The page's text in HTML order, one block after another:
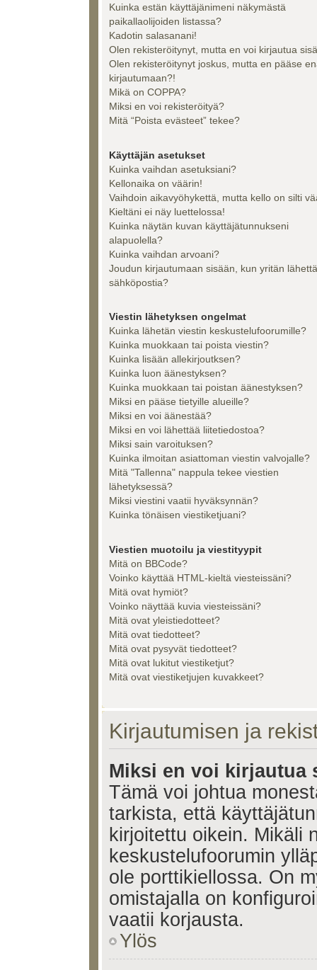
Kuinka estän käyttäjänimeni näkymästä
paikallaolijoiden listassa?
Kadotin salasanani!
Olen rekisteröitynyt, mutta en voi kirjautua
Olen rekisteröitynyt joskus, mutta en pääse
kirjautumaan?!
Mikä on COPPA?
Miksi en voi rekisteröityä?
Mitä “Poista evästeet” tekee?
Käyttäjän asetukset
Kuinka vaihdan asetuksiani?
Kellonaika on väärin!
Vaihdoin aikavyöhykettä, mutta kello on silti
Kieltäni ei näy luettelossa!
Kuinka näytän kuvan käyttäjätunnukseni
alapuolella?
Kuinka vaihdan arvoani?
Joudun kirjautumaan sisään, kun yritän
sähköpostia?
Viestin lähetyksen ongelmat
Kuinka lähetän viestin keskustelufoorumille?
Kuinka muokkaan tai poista viestin?
Kuinka lisään allekirjoutksen?
Kuinka luon äänestyksen?
Kuinka muokkaan tai poistan äänestyksen?
Miksi en pääse tietyille alueille?
Miksi en voi äänestää?
Miksi en voi lähettää liitetiedostoa?
Miksi sain varoituksen?
Kuinka ilmoitan asiattoman viestin valvojalle?
Mitä "Tallenna" nappula tekee viestien
lähetyksessä?
Miksi viestini vaatii hyväksynnän?
Kuinka tönäisen viestiketjuani?
Viestien muotoilu ja viestityypit
Mitä on BBCode?
Voinko käyttää HTML-kieltä viesteissäni?
Mitä ovat hymiöt?
Voinko näyttää kuvia viesteissäni?
Mitä ovat yleistiedotteet?
Mitä ovat tiedotteet?
Mitä ovat pysyvät tiedotteet?
Mitä ovat lukitut viestiketjut?
Mitä ovat viestiketjujen kuvakkeet?
Kirjautumisen ja
Miksi en voi kirjautua
Tämä voi johtua
tarkista, että
kirjoitettu oikein. Mikäli
keskustelufoorumin
ole porttikiellossa. On
omistajalla on
vaatii korjausta.
Ylös